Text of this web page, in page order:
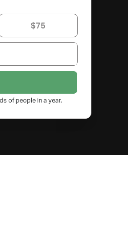
$75
of people in a year.